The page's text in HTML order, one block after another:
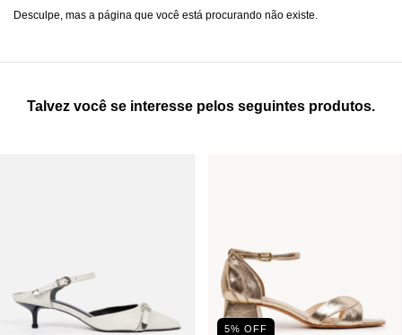
Desculpe, mas a página que você está procurando não existe.
Talvez você se interesse pelos seguintes produtos.
5% OFF